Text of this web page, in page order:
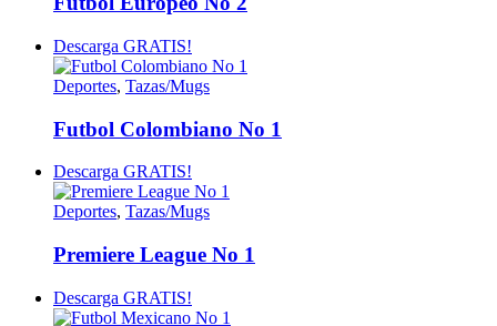
Descarga GRATIS!
Deportes, Tazas/Mugs
Futbol Colombiano No 1
Descarga GRATIS!
Deportes, Tazas/Mugs
Premiere League No 1
Descarga GRATIS!